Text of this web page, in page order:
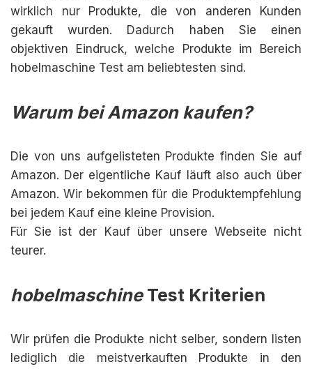
wirklich nur Produkte, die von anderen Kunden
gekauft wurden. Dadurch haben Sie einen
objektiven Eindruck, welche Produkte im Bereich
hobelmaschine Test am beliebtesten sind.
Warum bei Amazon kaufen?
Die von uns aufgelisteten Produkte finden Sie auf
Amazon. Der eigentliche Kauf läuft also auch über
Amazon. Wir bekommen für die Produktempfehlung
bei jedem Kauf eine kleine Provision.
Für Sie ist der Kauf über unsere Webseite nicht
teurer.
hobelmaschineTest Kriterien
Wir prüfen die Produkte nicht selber, sondern listen
lediglich die meistverkauften Produkte in den